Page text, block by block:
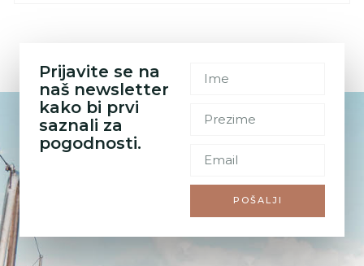
Prijavite se na
naš newsletter
kako bi prvi
saznali za
pogodnosti.
POŠALJI